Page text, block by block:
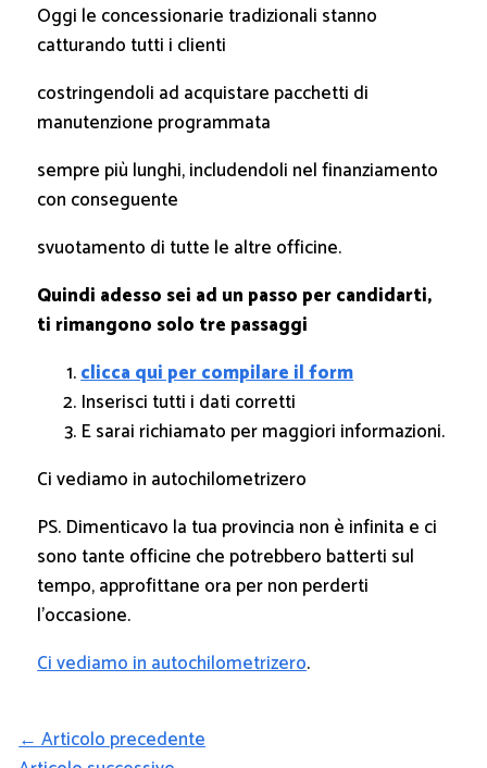
Oggi le concessionarie tradizionali stanno
catturando tutti i clienti
costringendoli ad acquistare pacchetti di
manutenzione programmata
sempre più lunghi, includendoli nel finanziamento
con conseguente
svuotamento di tutte le altre officine.
Quindi adesso sei ad un passo per candidarti,
ti rimangono solo tre passaggi
clicca qui per compilare il form
Inserisci tutti i dati corretti
E sarai richiamato per maggiori informazioni.
Ci vediamo in autochilometrizero
PS. Dimenticavo la tua provincia non è infinita e ci
sono tante officine che potrebbero batterti sul
tempo, approfittane ora per non perderti
l’occasione.
Ci vediamo in autochilometrizero.
←Articolo precedente